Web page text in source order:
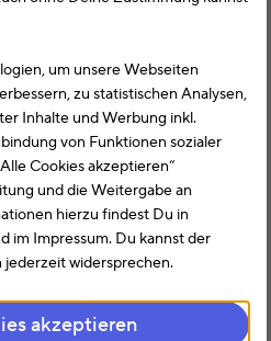
um unsere Webseiten
zu statistischen Analysen,
Inhalte und Werbung inkl.
von Funktionen sozialer
Cookies akzeptieren“
und die Weitergabe an
hierzu findest Du in
im Impressum. Du kannst der
widersprechen.
akzeptieren
Lohn ohne Abzüge. Das ist die
und die Lohnnebenkosten. Nur
Bruttolohn kannst Du Dein
auf die Beiträge zur
unterscheidet sich die Höhe
Anzahl der Kinder. So sind
befreit.